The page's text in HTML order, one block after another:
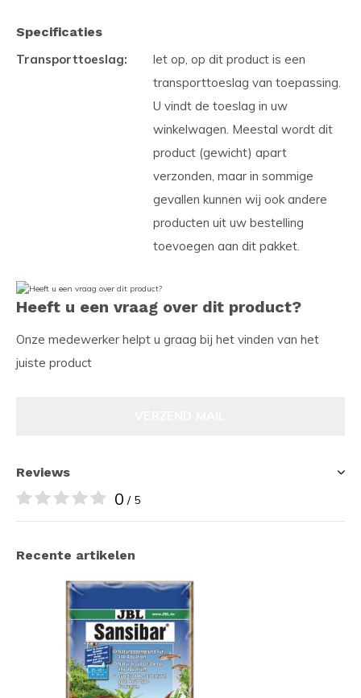
Specificaties
Transporttoeslag:
let op, op dit product is een
transporttoeslag van toepassing.
U vindt de toeslag in uw
winkelwagen. Meestal wordt dit
product (gewicht) apart
verzonden, maar in sommige
gevallen kunnen wij ook andere
producten uit uw bestelling
toevoegen aan dit pakket.
Heeft u een vraag over dit product?
Onze medewerker helpt u graag bij het vinden van het
juiste product
Reviews
0 / 5
Recente artikelen